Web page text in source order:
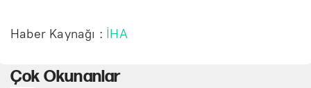
Haber Kaynağı : İHA
Çok Okunanlar